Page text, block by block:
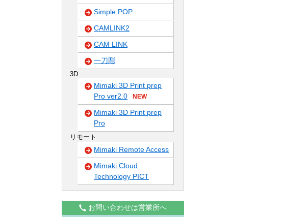
Simple POP
CAMLINK2
CAM LINK
一刀彫
3D
Mimaki 3D Print prep
Pro ver2.0
NEW
Mimaki 3D Print prep
Pro
リモート
Mimaki Remote Access
Mimaki Cloud
Technology PICT
お問い合わせは営業所へ